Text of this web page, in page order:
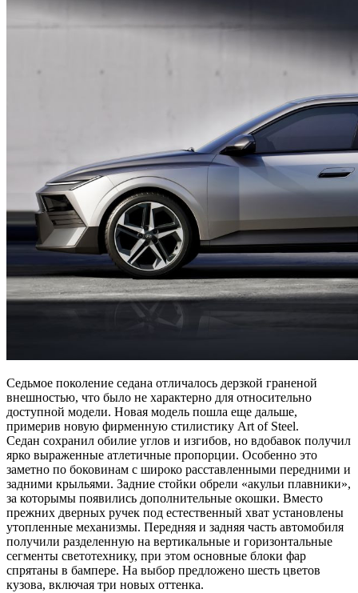
Седьмое поколение седана отличалось дерзкой граненой
внешностью, что было не характерно для относительно
доступной модели. Новая модель пошла еще дальше,
примерив новую фирменную стилистику Art of Steel.
Седан сохранил обилие углов и изгибов, но вдобавок получил
ярко выраженные атлетичные пропорции. Особенно это
заметно по боковинам с широко расставленными передними и
задними крыльями. Задние стойки обрели «акульи плавники»,
за которымы появились дополнительные окошки. Вместо
прежних дверных ручек под естественный хват установлены
утопленные механизмы. Передняя и задняя часть автомобиля
получили разделенную на вертикальные и горизонтальные
сегменты светотехнику, при этом основные блоки фар
спрятаны в бампере. На выбор предложено шесть цветов
кузова, включая три новых оттенка.